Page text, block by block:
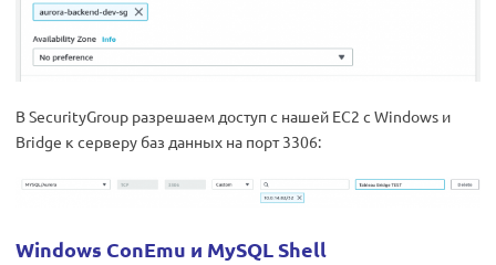
В SecurityGroup разрешаем доступ с нашей ЕС2 с Windows и
Bridge к серверу баз данных на порт 3306:
Windows ConEmu и MySQL Shell